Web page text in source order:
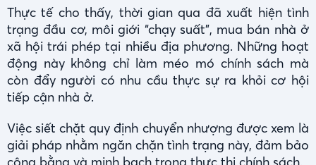
Thực tế cho thấy, thời gian qua đã xuất hiện tình
trạng đầu cơ, môi giới “chạy suất”, mua bán nhà ở
xã hội trái phép tại nhiều địa phương. Những hoạt
động này không chỉ làm méo mó chính sách mà
còn đẩy người có nhu cầu thực sự ra khỏi cơ hội
tiếp cận nhà ở.
Việc siết chặt quy định chuyển nhượng được xem là
giải pháp nhằm ngăn chặn tình trạng này, đảm bảo
công bằng và minh bạch trong thực thi chính sách.